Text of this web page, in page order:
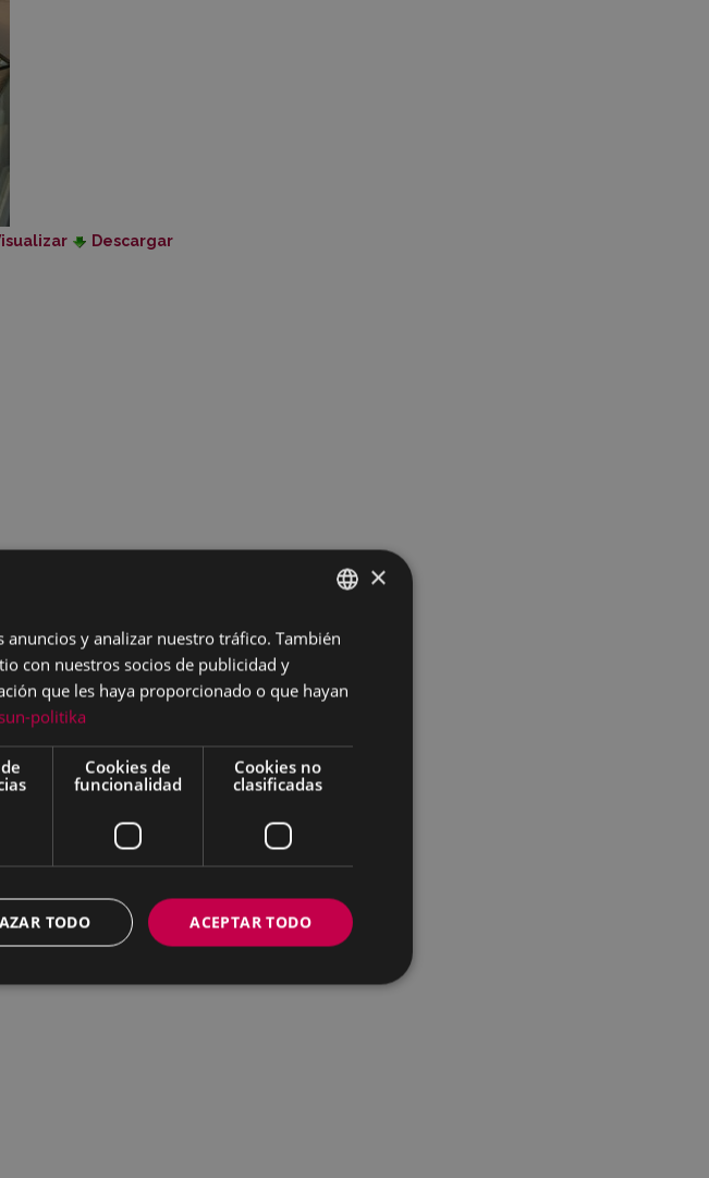
Descargar
BASQUE
×
y analizar nuestro tráfico. También
con nuestros socios de publicidad y
que les haya proporcionado o que hayan
politika
Cookies de
funcionalidad
Cookies no
clasificadas
ACEPTAR TODO
TODO